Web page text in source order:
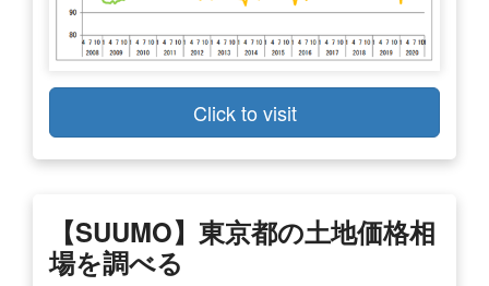
Click to visit
【SUUMO】東京都の土地価格相
場を調べる